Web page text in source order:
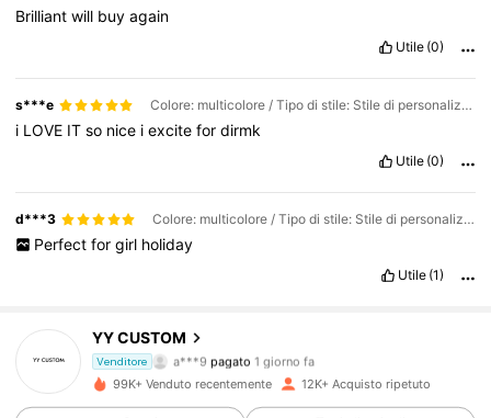
Brilliantwill buyagain
Utile (0)
s***e Colore: multicolore / Tipo di stile: Stile di personalizzazione dell'immagine B / Misure: rosa
i LOVE ITso nice iexcitefordirmk
Utile (0)
d***3 Colore: multicolore / Tipo di stile: Stile di personalizzazione dell'immagine A / Misure: verde
Perfect for girl holiday
Utile (1)
YY CUSTOM
Venditore
4.73
a***9 pagato 1 giorno fa
m***2segue8 ore fa
99K+ Venduto recentemente 12K+ Acquisto ripetuto